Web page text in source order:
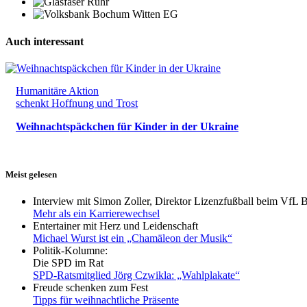
Auch interessant
Humanitäre Aktion
schenkt Hoffnung und Trost
Weihnachtspäckchen für Kinder in der Ukraine
Meist gelesen
Interview mit Simon Zoller, Direktor Lizenzfußball beim VfL
Mehr als ein Karrierewechsel
Entertainer mit Herz und Leidenschaft
Michael Wurst ist ein „Chamäleon der Musik“
Politik-Kolumne:
Die SPD im Rat
SPD-Ratsmitglied Jörg Czwikla: „Wahlplakate“
Freude schenken zum Fest
Tipps für weihnachtliche Präsente